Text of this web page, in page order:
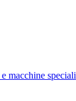
macchine speciali